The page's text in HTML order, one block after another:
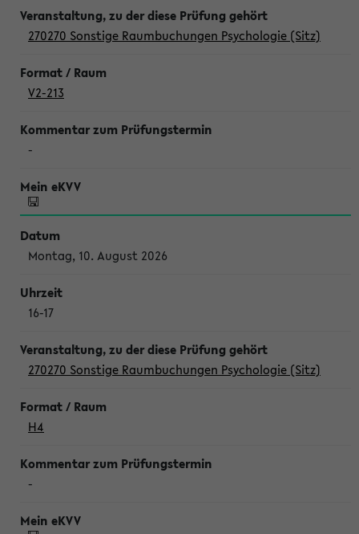
270270 Sonstige Raumbuchungen Psychologie (Sitz)
V2-213
-
Montag, 10. August 2026
16-17
270270 Sonstige Raumbuchungen Psychologie (Sitz)
H4
-